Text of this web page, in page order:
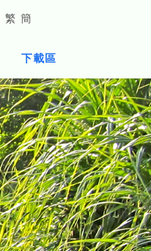
繁 簡
下載區